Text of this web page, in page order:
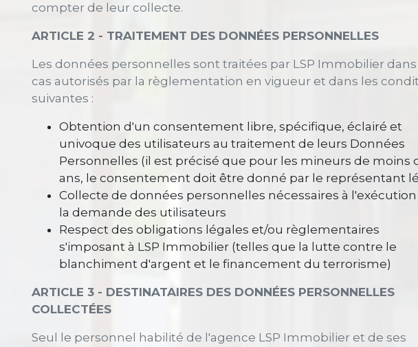
compter de leur collecte.
ARTICLE 2 - TRAITEMENT DES DONNÉES PERSONNELLES
Les données personnelles sont traitées par LSP Immobilier dans
cas autorisés par la règlementation en vigueur et dans les
suivantes :
Obtention d'un consentement libre, spécifique, éclairé et
univoque des utilisateurs au traitement de leurs Données
Personnelles (il est précisé que pour les mineurs de moins
ans, le consentement doit être donné par le représentant
Collecte de données personnelles nécessaires à
la demande des utilisateurs
Respect des obligations légales et/ou règlementaires
s'imposant à LSP Immobilier (telles que la lutte contre le
blanchiment d'argent et le financement du terrorisme)
ARTICLE 3 - DESTINATAIRES DES DONNÉES PERSONNELLES
COLLECTÉES
Seul le personnel habilité de l'agence LSP Immobilier et de ses